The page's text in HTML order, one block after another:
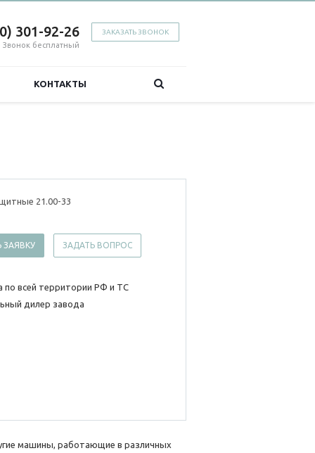
ЗАКАЗАТЬ ЗВОНОК
301-92-26
Звонок бесплатный
КОНТАКТЫ
21.00-33
ЗАЯВКУ ЗАДАТЬ ВОПРОС
по всей территории РФ и ТС
дилер завода
машины, работающие в различных